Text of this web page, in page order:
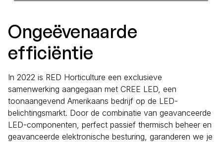
Ongeëvenaarde
efficiëntie
In 2022 is RED Horticulture een exclusieve
samenwerking aangegaan met CREE LED, een
toonaangevend Amerikaans bedrijf op de LED-
belichtingsmarkt. Door de combinatie van geavanceerde
LED-componenten, perfect passief thermisch beheer en
geavanceerde elektronische besturing, garanderen we je